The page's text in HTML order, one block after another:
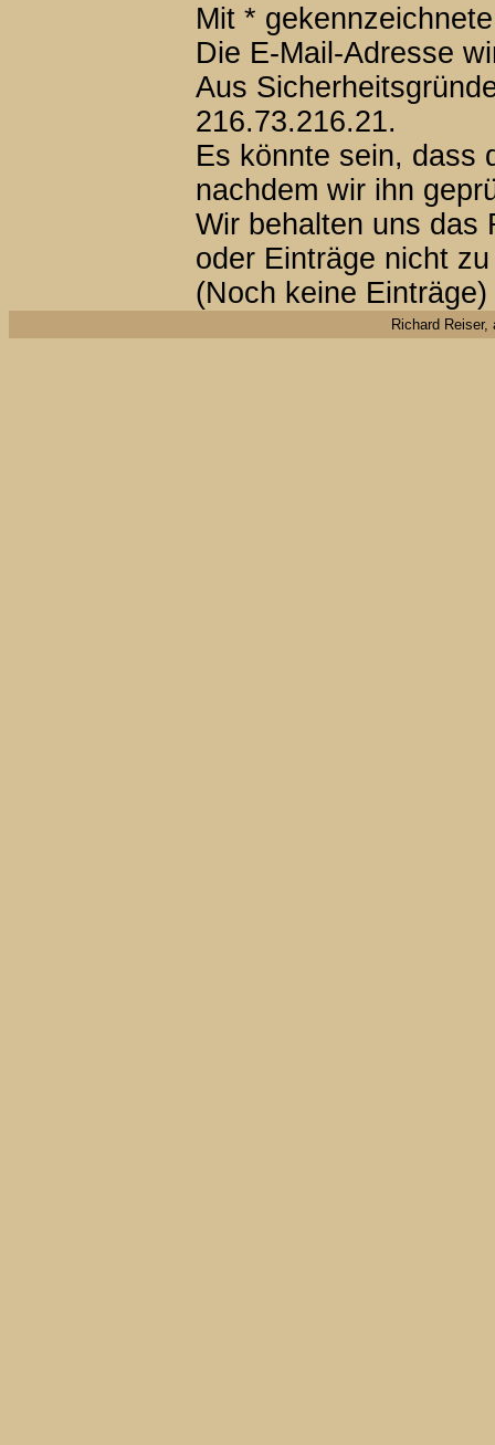
Mit *
Die E-Mail-Adresse
Aus
216.73.216.21.
Es könnte sein, dass
nachdem wir ihn
Wir behalten uns das
oder Einträge nicht
(Noch keine Einträge)
Richard